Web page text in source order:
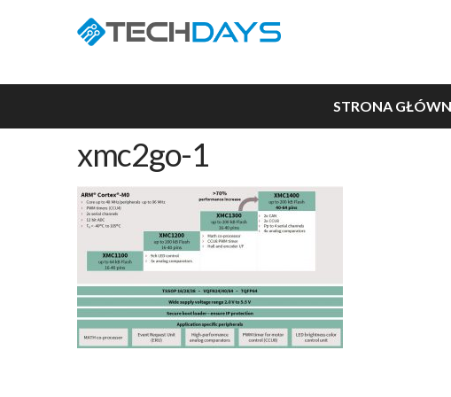
STRONA
xmc2go-1